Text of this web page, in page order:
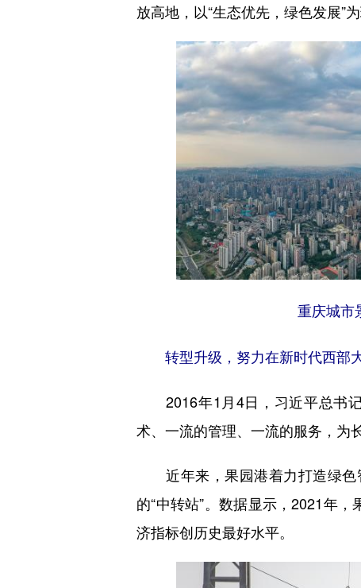
放高地，以“生态优先，绿色发展”
重庆城市
转型升级，努力在新时代西部
2016年1月4日，习近平总书记
术、一流的管理、一流的服务，为
近年来，果园港着力打造绿色
的“中转站”。数据显示，2021年
济指标创历史最好水平。